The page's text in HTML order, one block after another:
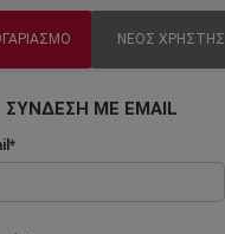
ΝΕΟΣ ΧΡΗΣΤΗΣ
ΣΥΝΔΕΣΗ ΜΕ EMAIL